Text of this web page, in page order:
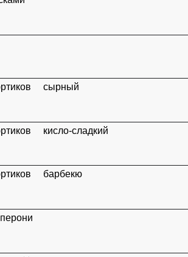
сырный
кисло-сладкий
барбекю